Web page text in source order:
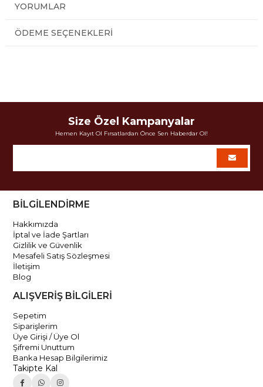
YORUMLAR
ÖDEME SEÇENEKLERI
Size Özel Kampanyalar
Hemen Kayıt Ol Fırsatlardan Önce Sen Haberdar Ol!
BİLGİLENDİRME
Hakkımızda
İptal ve İade Şartları
Gizlilik ve Güvenlik
Mesafeli Satış Sözleşmesi
İletişim
Blog
ALIŞVERİŞ BİLGİLERİ
Sepetim
Siparişlerim
Üye Girişi / Üye Ol
Şifremi Unuttum
Banka Hesap Bilgilerimiz
Takipte Kal